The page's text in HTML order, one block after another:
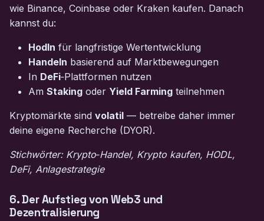
wie Binance, Coinbase oder Kraken kaufen. Danach
kannst du:
Hodln für langfristige Wertentwicklung
Handeln basierend auf Marktbewegungen
In DeFi‑Plattformen nutzen
AmStaking oder Yield Farming teilnehmen
Kryptomärkte sindvolatil — betreibe daher immer
deine eigene Recherche (DYOR).
Stichwörter: Krypto‑Handel, Krypto kaufen, HODL,
DeFi, Anlagestrategie
6. Der Aufstieg von Web3 und
Dezentralisierung